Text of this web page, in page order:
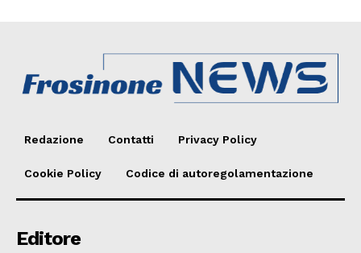
Redazione Contatti Privacy Policy
Cookie Policy Codice di autoregolamentazione
Editore